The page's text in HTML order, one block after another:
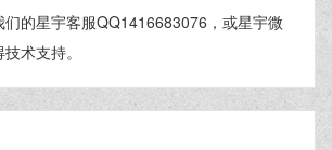
的星宇客服QQ1416683076，或星宇微
术支持。